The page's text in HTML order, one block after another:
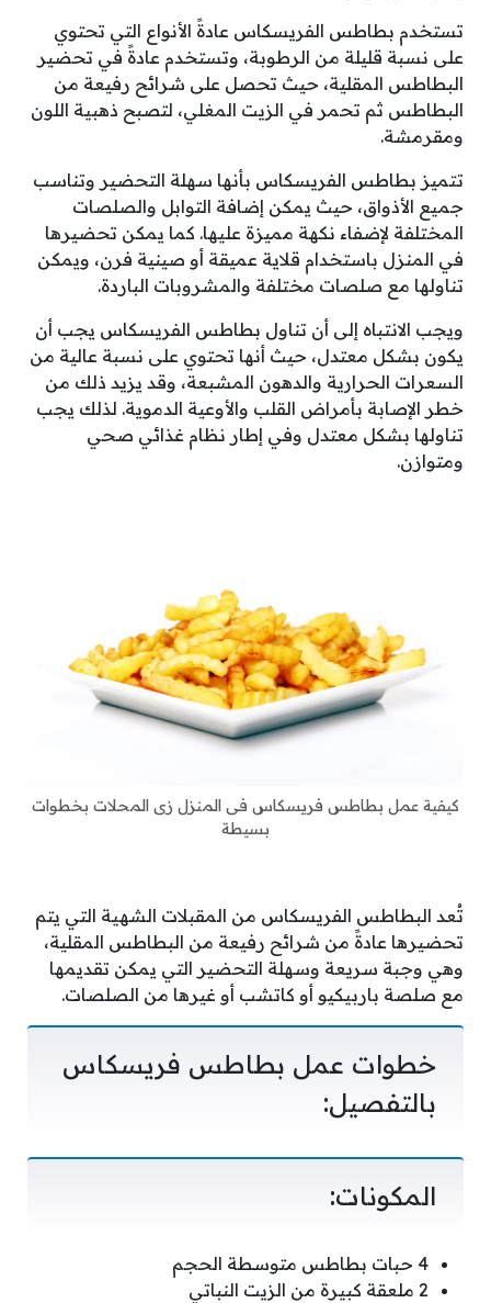
تستخدم بطاطس الفريسكاس عادةً الأنواع التي تحتوي
على نسبة قليلة من الرطوبة، وتستخدم عادةً في تحضير
البطاطس المقلية، حيث تحصل على شرائح رفيعة من
البطاطس ثم تحمر في الزيت المغلي، لتصبح ذهبية اللون
ومقرمشة.
تتميز بطاطس الفريسكاس بأنها سهلة التحضير وتناسب
جميع الأذواق، حيث يمكن إضافة التوابل والصلصات
المختلفة لإضفاء نكهة مميزة عليها. كما يمكن تحضيرها
في المنزل باستخدام قلاية عميقة أو صينية فرن، ويمكن
تناولها مع صلصات مختلفة والمشروبات الباردة.
ويجب الانتباه إلى أن تناول بطاطس الفريسكاس يجب أن
يكون بشكل معتدل، حيث أنها تحتوي على نسبة عالية من
السعرات الحرارية والدهون المشبعة، وقد يزيد ذلك من
خطر الإصابة بأمراض القلب والأوعية الدموية. لذلك يجب
تناولها بشكل معتدل وفي إطار نظام غذائي صحي
ومتوازن.
كيفية عمل بطاطس فريسكاس فى المنزل زى المحلات بخطوات
بسيطة
تُعد البطاطس الفريسكاس من المقبلات الشهية التي يتم
تحضيرها عادةً من شرائح رفيعة من البطاطس المقلية،
وهي وجبة سريعة وسهلة التحضير التي يمكن تقديمها
مع صلصة باربيكيو أو كاتشب أو غيرها من الصلصات.
خطوات عمل بطاطس فريسكاس
بالتفصيل:
المكونات:
4 حبات بطاطس متوسطة الحجم
2 ملعقة كبيرة من الزيت النباتي